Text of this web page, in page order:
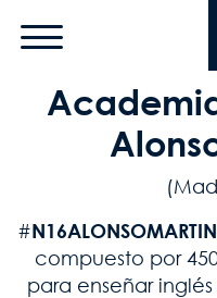
Pasar al contenido
#
compuesto por
para enseñar